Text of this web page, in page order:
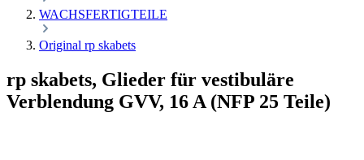
WACHSFERTIGTEILE
Original rp skabets
rp skabets, Glieder für vestibuläre
Verblendung GVV, 16 A (NFP 25 Teile)